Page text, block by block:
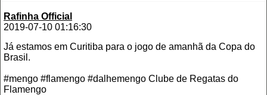
Rafinha Official
2019-07-10 01:16:30
Já estamos em Curitiba para o jogo de amanhã da Copa do
Brasil.
#mengo #flamengo #dalhemengo Clube de Regatas do
Flamengo